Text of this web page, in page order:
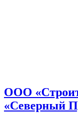
ООО
«Северный